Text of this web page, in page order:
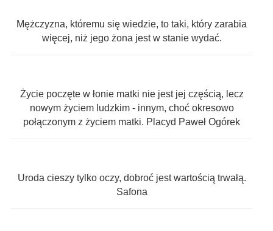
Mężczyzna, któremu się wiedzie, to taki, który zarabia
więcej, niż jego żona jest w stanie wydać.
Życie poczęte w łonie matki nie jest jej częścią, lecz
nowym życiem ludzkim - innym, choć okresowo
połączonym z życiem matki. Placyd Paweł Ogórek
Uroda cieszy tylko oczy, dobroć jest wartością trwałą.
Safona